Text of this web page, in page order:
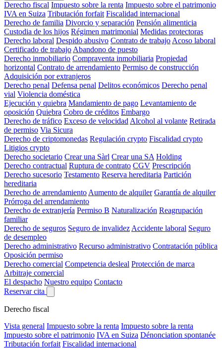
Derecho fiscal Impuesto sobre la renta Impuesto sobre el patrimonio
IVA en Suiza Tributación forfait Fiscalidad internacional
Derecho de familia Divorcio y separación Pensión alimenticia
Custodia de los hijos Régimen matrimonial Medidas protectoras
Derecho laboral Despido abusivo Contrato de trabajo Acoso laboral
Certificado de trabajo Abandono de puesto
Derecho inmobiliario Compraventa inmobiliaria Propiedad
horizontal Contrato de arrendamiento Permiso de construcción
Adquisición por extranjeros
Derecho penal Defensa penal Delitos económicos Derecho penal
vial Violencia doméstica
Ejecución y quiebra Mandamiento de pago Levantamiento de
oposición Quiebra Cobro de créditos Embargo
Derecho de tráfico Exceso de velocidad Alcohol al volante Retirada
de permiso Via Sicura
Derecho de criptomonedas Regulación crypto Fiscalidad crypto
Litigios crypto
Derecho societario Crear una Sàrl Crear una SA Holding
Derecho contractual Ruptura de contrato CGV Prescripción
Derecho sucesorio Testamento Reserva hereditaria Partición
hereditaria
Derecho de arrendamiento Aumento de alquiler Garantía de alquiler
Prórroga del arrendamiento
Derecho de extranjería Permiso B Naturalización Reagrupación
familiar
Derecho de seguros Seguro de invalidez Accidente laboral Seguro
de desempleo
Derecho administrativo Recurso administrativo Contratación pública
Oposición permiso
Derecho comercial Competencia desleal Protección de marca
Arbitraje comercial
El despacho Nuestro equipo Contacto
Reservar cita
Derecho fiscal
Vista general Impuesto sobre la renta Impuesto sobre la renta
Impuesto sobre el patrimonio IVA en Suiza Dénonciation spontanée
Tributación forfait Fiscalidad internacional